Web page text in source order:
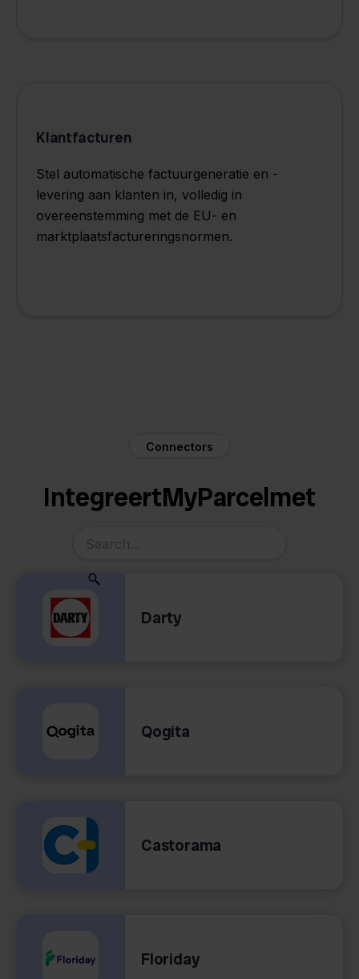
Klantfacturen
Stel automatische factuurgeneratie en -
levering aan klanten in, volledig in
overeenstemming met de EU- en
marktplaatsfactureringsnormen.
Connectors
IntegreertMyParcelmet
Darty
Qogita
Castorama
Floriday